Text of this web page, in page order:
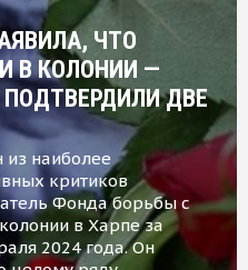
ЧТО
В КОЛОНИИ —
ДВЕ
наиболее
критиков
Фонда борьбы с
в Харпе за
2024 года. Он